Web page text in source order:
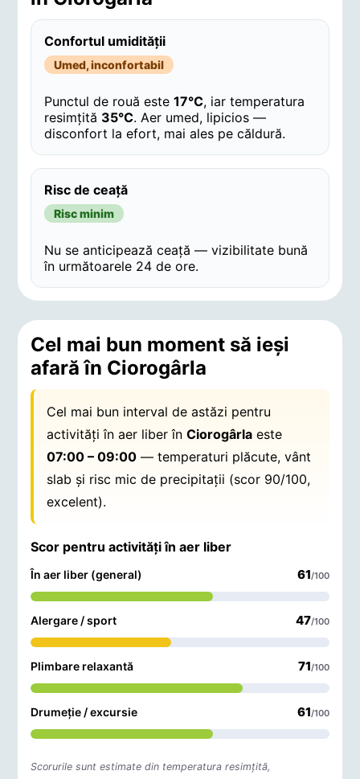
Confortul umidității
Umed, inconfortabil
Punctul de rouă este17°C, iar temperatura
resimțită 35°C. Aer umed, lipicios —
disconfort la efort, mai ales pe căldură.
Risc de ceață
Risc minim
Nu se anticipează ceață — vizibilitate bună
în următoarele 24 de ore.
Cel mai bun moment să ieși
afară în Ciorogârla
Cel mai bun interval de astăzi pentru
activități în aer liber înCiorogârla este
07:00 – 09:00 — temperaturi plăcute, vânt
slab și risc mic de precipitații (scor 90/100,
excelent).
Scor pentru activități în aer liber
În aer liber (general) 61/100
Alergare / sport 47/100
Plimbare relaxantă 71/100
Drumeție / excursie 61/100
Scorurile sunt estimate din temperatura resimțită,